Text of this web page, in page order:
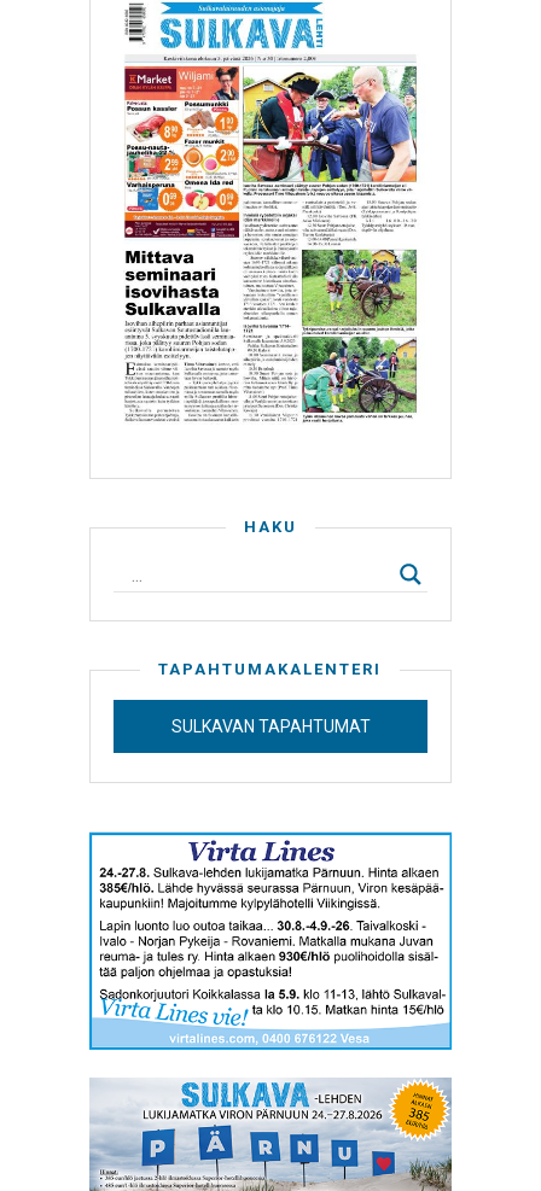
HAKU
TAPAHTUMAKALENTERI
SULKAVAN TAPAHTUMAT